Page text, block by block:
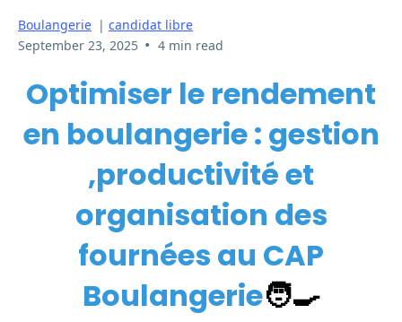
Boulangerie | candidat libre
September 23, 2025 • 4 min read
Optimiser le rendement
en boulangerie : gestion
,productivité et
organisation des
fournées au CAP
Boulangerie🧑‍🍳